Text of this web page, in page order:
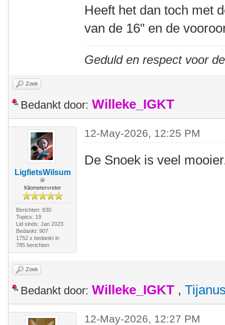
Heeft het dan toch met
van de 16" en de
Geduld en respect voor
Zoek
Bedankt door: Willeke_IGKT
LigfietsWilsum
Kilometervreter
Berichten: 830
Topics: 19
Lid sinds: Jan 2023
Bedankt: 907
1752 x bedankt in
785 berichten
12-May-2026, 12:25 PM
De Snoek is veel
Zoek
Bedankt door: Willeke_IGKT ,
12-May-2026, 12:27 PM